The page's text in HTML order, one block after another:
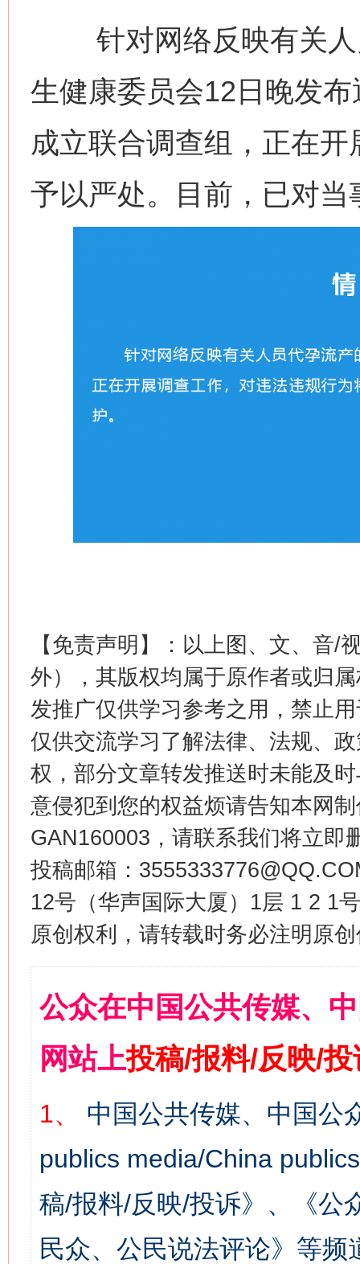
针对网络反映有关人
生健康委员会12日晚发
成立联合调查组，正在
予以严处。目前，已对
【免责声明】：以上图、文、音/
外），其版权均属于原作者或归
发推广仅供学习参考之用，禁止
仅供交流学习了解法律、法规、
权，部分文章转发推送时未能及
意侵犯到您的权益烦请告知本网
GAN160003，请联系我们将立即
投稿邮箱：
12号（华声国际大厦）1层 1 2 1
原创权利，请转载时务必注明原
公众在中国公共传媒、
网站上投稿/报料/反映/
1、
中国公共传媒、中国公
publics media/China
稿/报料/反映/投诉》、《公
民众、公民说法评论》等